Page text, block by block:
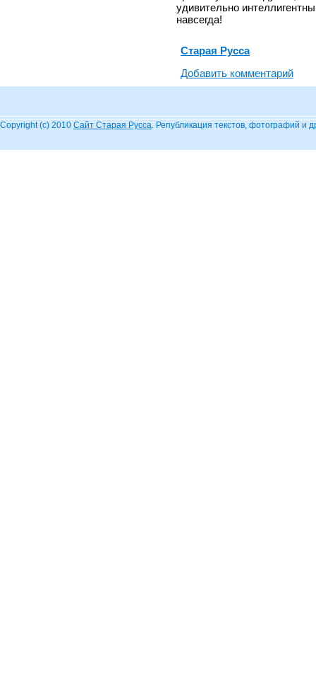
удивительно
навсегда!
Старая Русса
Добавить комментарий
Copyright (c) 2010 Сайт Старая Русса. Републикация текстов, фотографий и